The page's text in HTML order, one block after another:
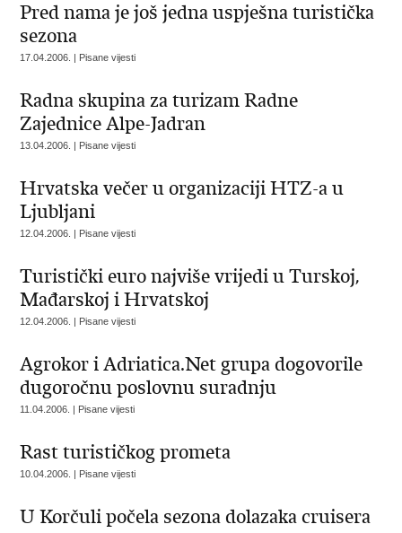
Pred nama je još jedna uspješna turistička
sezona
17.04.2006. | Pisane vijesti
Radna skupina za turizam Radne
Zajednice Alpe-Jadran
13.04.2006. | Pisane vijesti
Hrvatska večer u organizaciji HTZ-a u
Ljubljani
12.04.2006. | Pisane vijesti
Turistički euro najviše vrijedi u Turskoj,
Mađarskoj i Hrvatskoj
12.04.2006. | Pisane vijesti
Agrokor i Adriatica.Net grupa dogovorile
dugoročnu poslovnu suradnju
11.04.2006. | Pisane vijesti
Rast turističkog prometa
10.04.2006. | Pisane vijesti
U Korčuli počela sezona dolazaka cruisera